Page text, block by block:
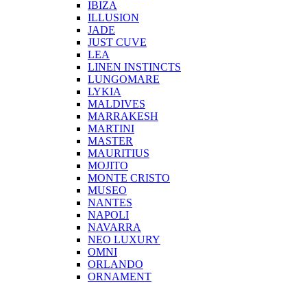
IBIZA
ILLUSION
JADE
JUST CUVE
LEA
LINEN INSTINCTS
LUNGOMARE
LYKIA
MALDIVES
MARRAKESH
MARTINI
MASTER
MAURITIUS
MOJITO
MONTE CRISTO
MUSEO
NANTES
NAPOLI
NAVARRA
NEO LUXURY
OMNI
ORLANDO
ORNAMENT